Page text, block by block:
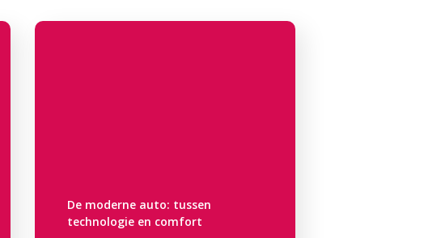
De moderne auto: tussen
technologie en comfort